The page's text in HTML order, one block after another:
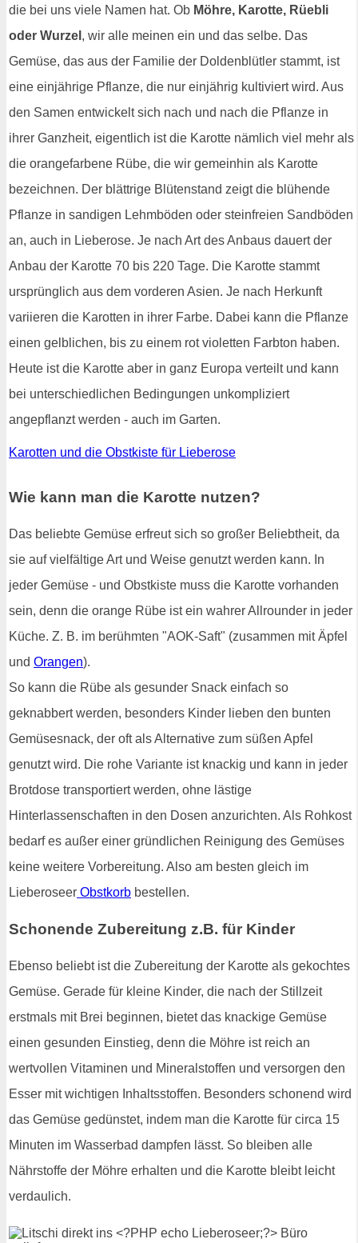
die bei uns viele Namen hat. Ob Möhre, Karotte, Rüebli
oder Wurzel , wir alle meinen ein und das selbe. Das
Gemüse, das aus der Familie der Doldenblütler stammt, ist
eine einjährige Pflanze, die nur einjährig kultiviert wird. Aus
den Samen entwickelt sich nach und nach die Pflanze in
ihrer Ganzheit, eigentlich ist die Karotte nämlich viel mehr als
die orangefarbene Rübe, die wir gemeinhin als Karotte
bezeichnen. Der blättrige Blütenstand zeigt die blühende
Pflanze in sandigen Lehmböden oder steinfreien Sandböden
an, auch in Lieberose. Je nach Art des Anbaus dauert der
Anbau der Karotte 70 bis 220 Tage. Die Karotte stammt
ursprünglich aus dem vorderen Asien. Je nach Herkunft
variieren die Karotten in ihrer Farbe. Dabei kann die Pflanze
einen gelblichen, bis zu einem rot violetten Farbton haben.
Heute ist die Karotte aber in ganz Europa verteilt und kann
bei unterschiedlichen Bedingungen unkompliziert
angepflanzt werden - auch im Garten.
Karotten und die Obstkiste für Lieberose
Wie kann man die Karotte nutzen?
Das beliebte Gemüse erfreut sich so großer Beliebtheit, da
sie auf vielfältige Art und Weise genutzt werden kann. In
jeder Gemüse - und Obstkiste muss die Karotte vorhanden
sein, denn die orange Rübe ist ein wahrer Allrounder in jeder
Küche. Z. B. im berühmten "AOK-Saft" (zusammen mit Äpfel
und Orangen).
So kann die Rübe als gesunder Snack einfach so
geknabbert werden, besonders Kinder lieben den bunten
Gemüsesnack, der oft als Alternative zum süßen Apfel
genutzt wird. Die rohe Variante ist knackig und kann in jeder
Brotdose transportiert werden, ohne lästige
Hinterlassenschaften in den Dosen anzurichten. Als Rohkost
bedarf es außer einer gründlichen Reinigung des Gemüses
keine weitere Vorbereitung. Also am besten gleich im
Lieberoseer Obstkorb bestellen.
Schonende Zubereitung z.B. für Kinder
Ebenso beliebt ist die Zubereitung der Karotte als gekochtes
Gemüse. Gerade für kleine Kinder, die nach der Stillzeit
erstmals mit Brei beginnen, bietet das knackige Gemüse
einen gesunden Einstieg, denn die Möhre ist reich an
wertvollen Vitaminen und Mineralstoffen und versorgen den
Esser mit wichtigen Inhaltsstoffen. Besonders schonend wird
das Gemüse gedünstet, indem man die Karotte für circa 15
Minuten im Wasserbad dampfen lässt. So bleiben alle
Nährstoffe der Möhre erhalten und die Karotte bleibt leicht
verdaulich.